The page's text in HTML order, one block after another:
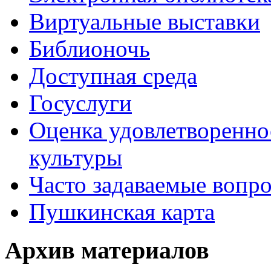
Виртуальные выставки
Библионочь
Доступная среда
Госуслуги
Оценка
культуры
Часто задаваемые
Пушкинская карта
Архив материалов